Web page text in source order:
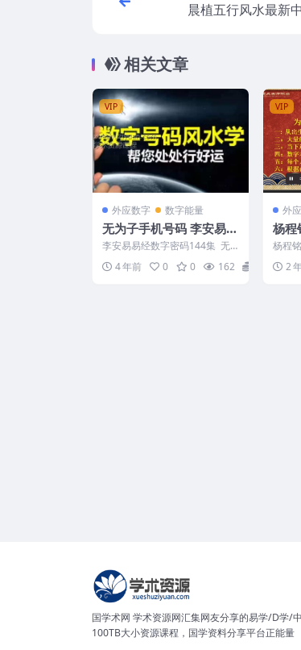
晨植五行风水最新
相关文章
VIP
外应数字 数字能量
无为子手机号码 李安易易
经数字密码视频144集
李安易易经数字密码144集 无
为子手机号码风水学视频144集
编号：22213...
4 年前 0 0 162
VIP
外
杨程
9集
杨程
2
国学术网 学术资源网汇集网友分享的易学/D学/
100TB大小资源课程，国学资料分享平台正能量